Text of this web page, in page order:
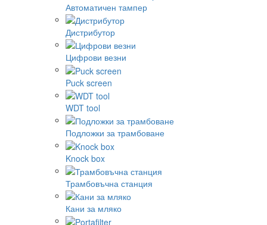
Автоматичен тампер
Дистрибутор
Цифрови везни
Puck screen
WDT tool
Подложки за трамбоване
Knock box
Трамбовъчна станция
Кани за мляко